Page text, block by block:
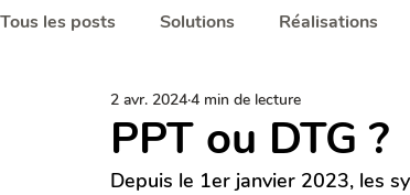
Tous les posts Solutions Réalisations
PPT ou DTG ?
2 avr. 20244 min de lecture
Depuis le 1er janvier 2023, les